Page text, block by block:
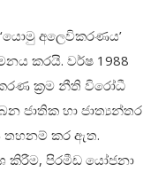
අලෙවිකරණය’
කරයි. වර්ෂ 1988
ක්‍රම නීති විරෝධී
ජාතික හා ජාත්‍යන්තර
තහනම් කර ඇත.
කිරීම, පිරමීඩ යෝජනා